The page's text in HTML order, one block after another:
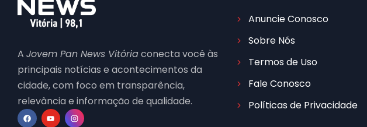
A Jovem Pan News Vitóriaconecta você às
principais notícias e acontecimentos da
cidade, com foco em transparência,
relevância e informação de qualidade.
Anuncie Conosco
Sobre Nós
Termos de Uso
Fale Conosco
Políticas de Privacidade